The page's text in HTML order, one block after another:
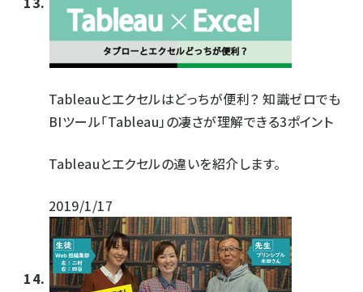
Tableauとエクセルはどっちが便利？ 知識ゼロでも
BIツール「Tableau」の凄さが理解できる3ポイント
Tableauとエクセルの違いを紹介します。
2019/1/17